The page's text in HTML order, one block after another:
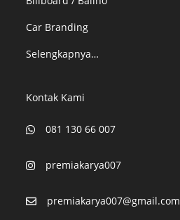
Car Branding
Selengkapnya…
Kontak Kami
081 130 66 007
premiakarya007
premiakarya007@gmail.com